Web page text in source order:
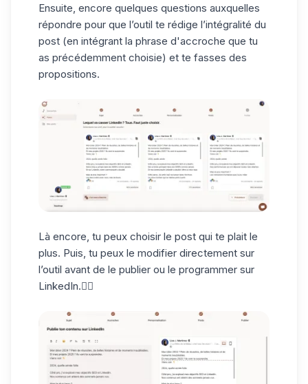
Ensuite, encore quelques questions auxquelles
répondre pour que l’outil te rédige l’intégralité du
post (en intégrant la phrase d'accroche que tu
as précédemment choisie) et te fasses des
propositions.
Là encore, tu peux choisir le post qui te plait le
plus. Puis, tu peux le modifier directement sur
l’outil avant de le publier ou le programmer sur
LinkedIn.👇🏼